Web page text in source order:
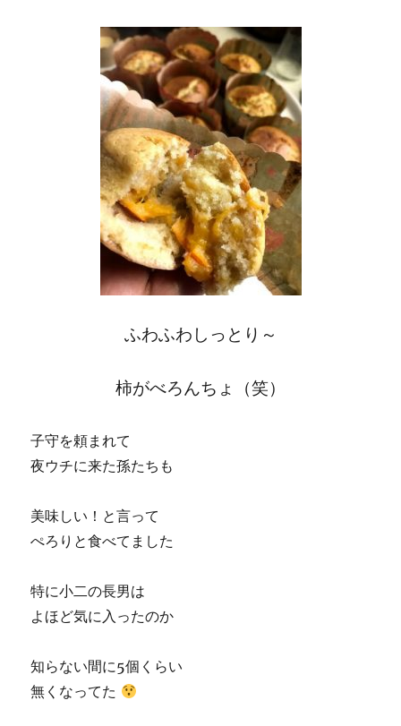
ふわふわしっとり～
柿がべろんちょ（笑）
子守を頼まれて
夜ウチに来た孫たちも
美味しい！と言って
ぺろりと食べてました
特に小二の長男は
よほど気に入ったのか
知らない間に5個くらい
無くなってた